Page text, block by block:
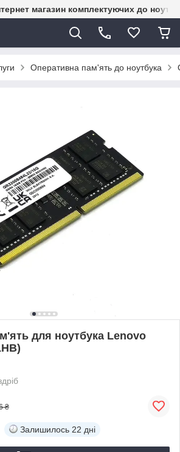
магазин комплектуючих до
Оперативна пам'ять до ноутбука
для ноутбука Lenovo
₴
Залишилось 22 дні